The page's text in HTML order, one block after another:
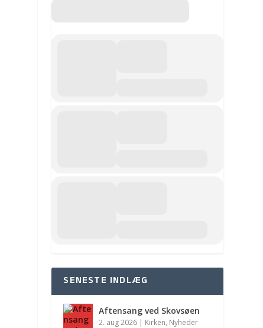
SENESTE INDLÆG
Aftensang ved Skovsøen
2. aug 2026 | Kirken, Nyheder